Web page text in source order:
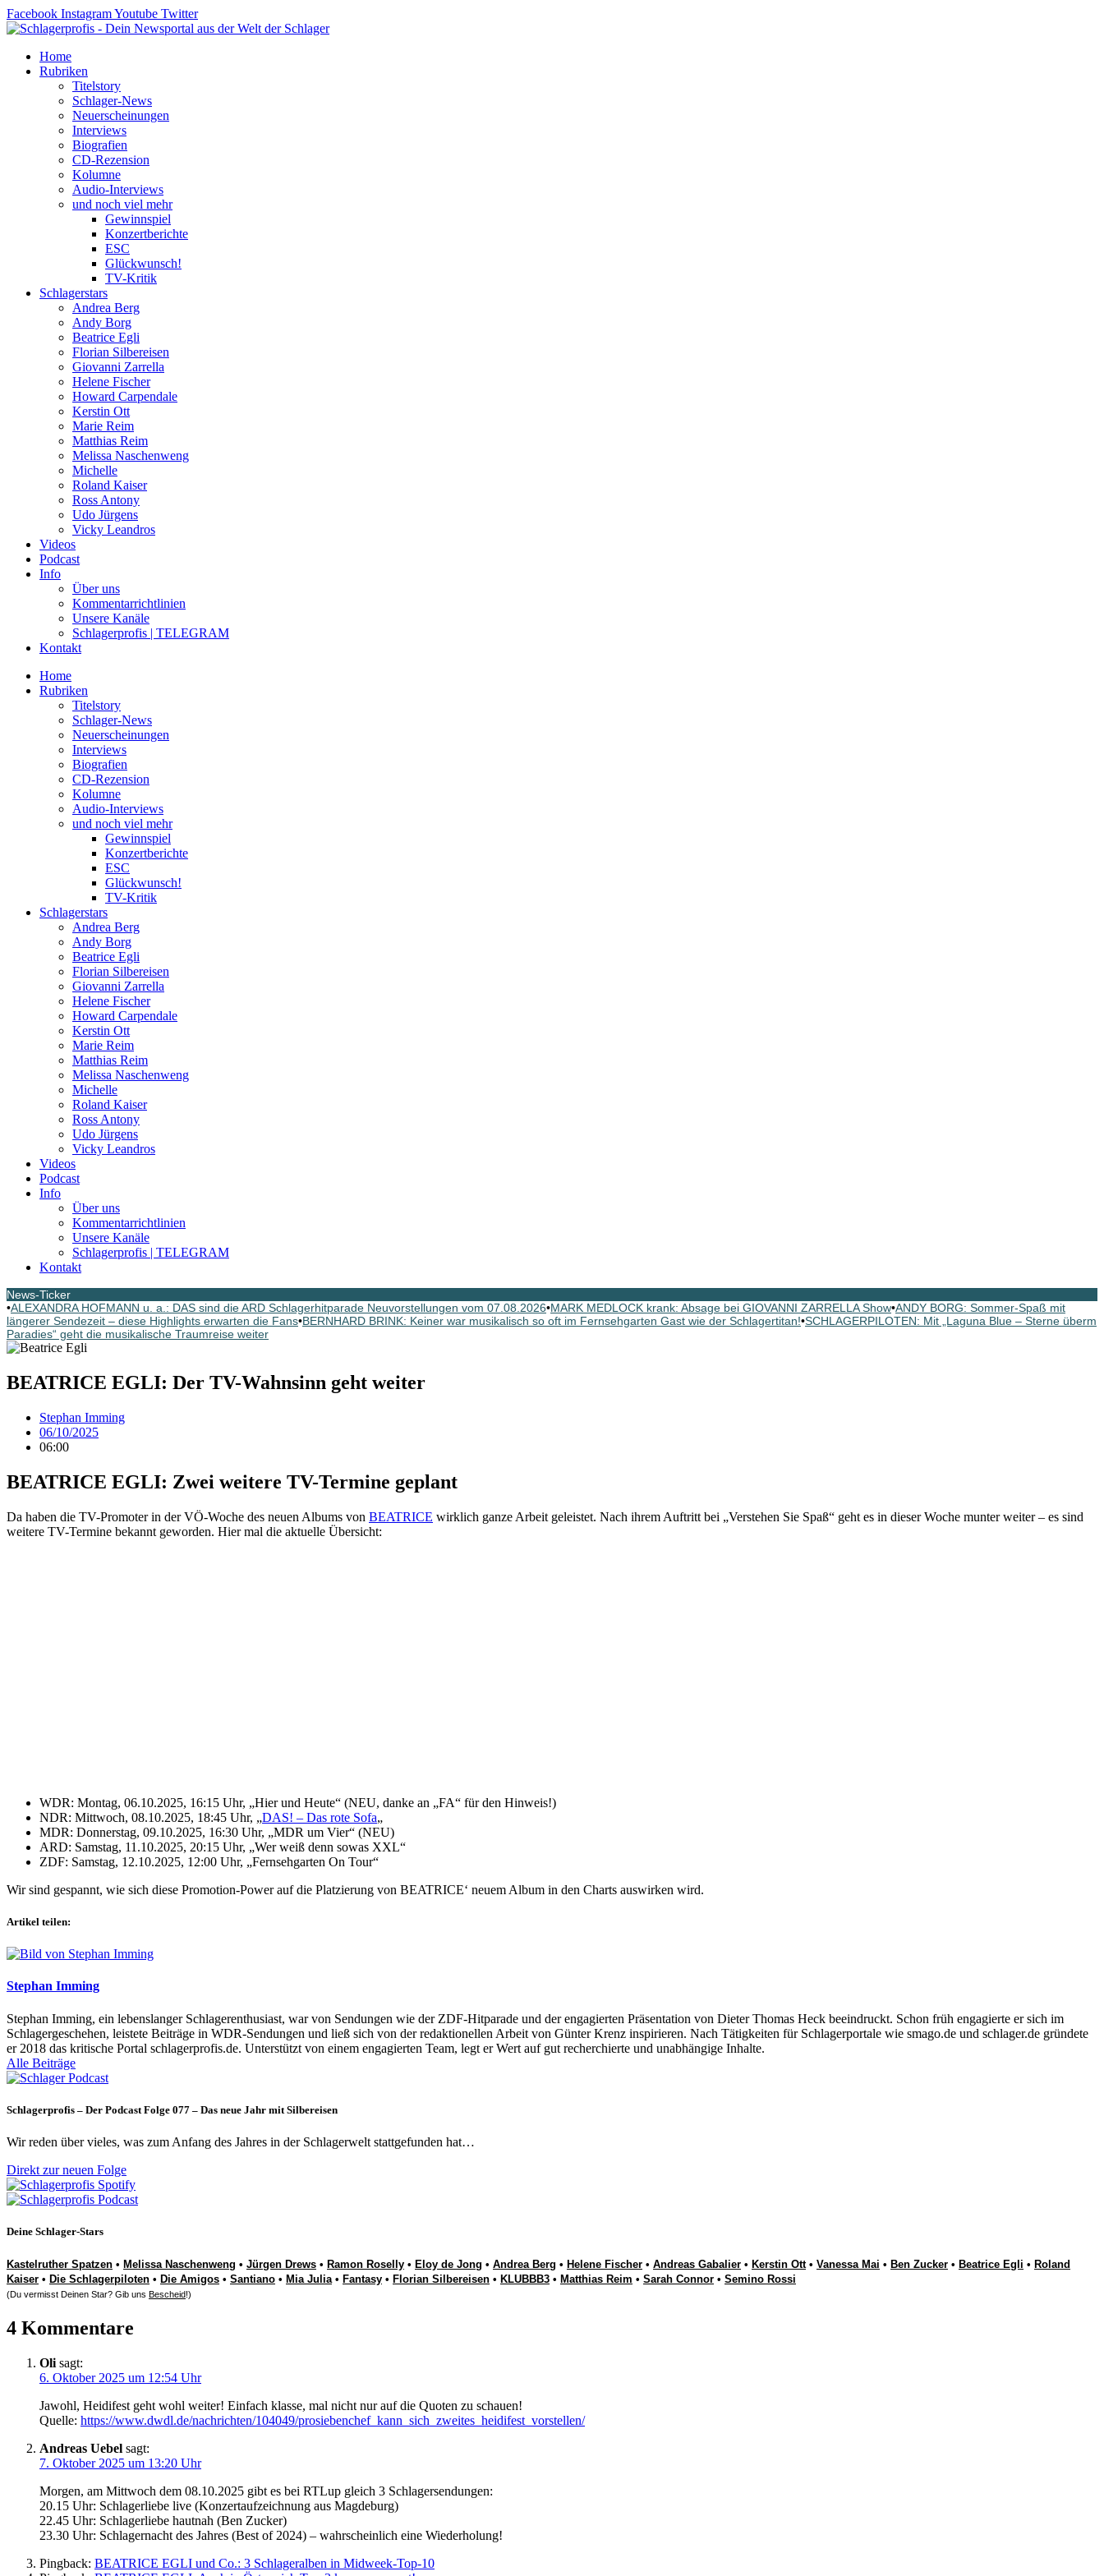
Zum
Inhalt
Facebook InstagramYoutube Twitter
Home
Rubriken
Titelstory
Schlager-News
Neuerscheinungen
Interviews
Biografien
CD-Rezension
Kolumne
Audio-Interviews
und noch viel mehr
Gewinnspiel
Konzertberichte
ESC
Glückwunsch!
TV-Kritik
Schlagerstars
Andrea Berg
Andy Borg
Beatrice Egli
Florian Silbereisen
Giovanni Zarrella
Helene Fischer
Howard Carpendale
Kerstin Ott
Marie Reim
Matthias Reim
Melissa Naschenweng
Michelle
Roland Kaiser
Ross Antony
Udo Jürgens
Vicky Leandros
Videos
Podcast
Info
Über uns
Kommentarrichtlinien
Unsere Kanäle
Schlagerprofis | TELEGRAM
Kontakt
Home
Rubriken
Titelstory
Schlager-News
Neuerscheinungen
Interviews
Biografien
CD-Rezension
Kolumne
Audio-Interviews
und noch viel mehr
Gewinnspiel
Konzertberichte
ESC
Glückwunsch!
TV-Kritik
Schlagerstars
Andrea Berg
Andy Borg
Beatrice Egli
Florian Silbereisen
Giovanni Zarrella
Helene Fischer
Howard Carpendale
Kerstin Ott
Marie Reim
Matthias Reim
Melissa Naschenweng
Michelle
Roland Kaiser
Ross Antony
Udo Jürgens
Vicky Leandros
Videos
Podcast
Info
Über uns
Kommentarrichtlinien
Unsere Kanäle
Schlagerprofis | TELEGRAM
Kontakt
News-Ticker
•ALEXANDRA HOFMANN u. a.: DAS sind die ARD Schlagerhitparade Neuvorstellungen vom 07.08.2026•MARK MEDLOCK krank: Absage bei GIOVANNI ZARRELLA Show•ANDY BORG: Sommer-Spaß mit
längerer Sendezeit – diese Highlights erwarten die Fans•BERNHARD BRINK: Keiner war musikalisch so oft im Fernsehgarten Gast wie der Schlagertitan!•SCHLAGERPILOTEN: Mit „Laguna Blue – Sterne überm
Paradies“ geht die musikalische Traumreise weiter
BEATRICE EGLI: Der TV-Wahnsinn geht weiter
Stephan Imming
06/10/2025
06:00
BEATRICE EGLI: Zwei weitere TV-Termine geplant
Da haben die TV-Promoter in der VÖ-Woche des neuen Albums von BEATRICE wirklich ganze Arbeit geleistet. Nach ihrem Auftritt bei „Verstehen Sie Spaß“ geht es in dieser Woche munter weiter – es sind
weitere TV-Termine bekannt geworden. Hier mal die aktuelle Übersicht:
WDR: Montag, 06.10.2025, 16:15 Uhr, „Hier und Heute“ (NEU, danke an „FA“ für den Hinweis!)
NDR: Mittwoch, 08.10.2025, 18:45 Uhr, „DAS! – Das rote Sofa„
MDR: Donnerstag, 09.10.2025, 16:30 Uhr, „MDR um Vier“ (NEU)
ARD: Samstag, 11.10.2025, 20:15 Uhr, „Wer weiß denn sowas XXL“
ZDF: Samstag, 12.10.2025, 12:00 Uhr, „Fernsehgarten On Tour“
Wir sind gespannt, wie sich diese Promotion-Power auf die Platzierung von BEATRICE‘ neuem Album in den Charts auswirken wird.
Artikel teilen:
Stephan Imming
Stephan Imming, ein lebenslanger Schlagerenthusiast, war von Sendungen wie der ZDF-Hitparade und der engagierten Präsentation von Dieter Thomas Heck beeindruckt. Schon früh engagierte er sich im
Schlagergeschehen, leistete Beiträge in WDR-Sendungen und ließ sich von der redaktionellen Arbeit von Günter Krenz inspirieren. Nach Tätigkeiten für Schlagerportale wie smago.de und schlager.de gründete
er 2018 das kritische Portal schlagerprofis.de. Unterstützt von einem engagierten Team, legt er Wert auf gut recherchierte und unabhängige Inhalte.
Alle Beiträge
Schlagerprofis – Der Podcast Folge 077 – Das neue Jahr mit Silbereisen
Wir reden über vieles, was zum Anfang des Jahres in der Schlagerwelt stattgefunden hat…
Direkt zur neuen Folge
Deine Schlager-Stars
Kastelruther Spatzen • Melissa Naschenweng • Jürgen Drews • Ramon Roselly • Eloy de Jong • Andrea Berg • Helene Fischer • Andreas Gabalier • Kerstin Ott• Vanessa Mai • Ben Zucker • Beatrice Egli • Roland
Kaiser • Die Schlagerpiloten • Die Amigos • Santiano • Mia Julia• Fantasy • Florian Silbereisen • KLUBBB3 • Matthias Reim • Sarah Connor • Semino Rossi
(Du vermisst Deinen Star? Gib uns Bescheid!)
4 Kommentare
Oli sagt:
6. Oktober 2025 um 12:54 Uhr
Jawohl, Heidifest geht wohl weiter! Einfach klasse, mal nicht nur auf die Quoten zu schauen!
Quelle: https://www.dwdl.de/nachrichten/104049/prosiebenchef_kann_sich_zweites_heidifest_vorstellen/
Andreas Uebel sagt:
7. Oktober 2025 um 13:20 Uhr
Morgen, am Mittwoch dem 08.10.2025 gibt es bei RTLup gleich 3 Schlagersendungen:
20.15 Uhr: Schlagerliebe live (Konzertaufzeichnung aus Magdeburg)
22.45 Uhr: Schlagerliebe hautnah (Ben Zucker)
23.30 Uhr: Schlagernacht des Jahres (Best of 2024) – wahrscheinlich eine Wiederholung!
Pingback: BEATRICE EGLI und Co.: 3 Schlageralben in Midweek-Top-10